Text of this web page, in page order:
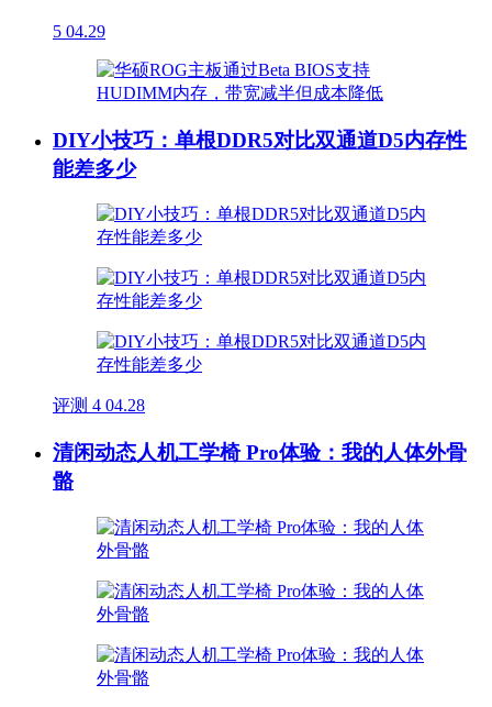
5 04.29
DIY小技巧：单根DDR5对比双通道D5内存性
能差多少
评测 4 04.28
清闲动态人机工学椅 Pro体验：我的人体外骨
骼